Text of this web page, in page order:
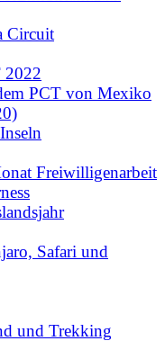
Circuit
2022
PCT von Mexiko
Freiwilligenarbeit
Safari und
und Trekking